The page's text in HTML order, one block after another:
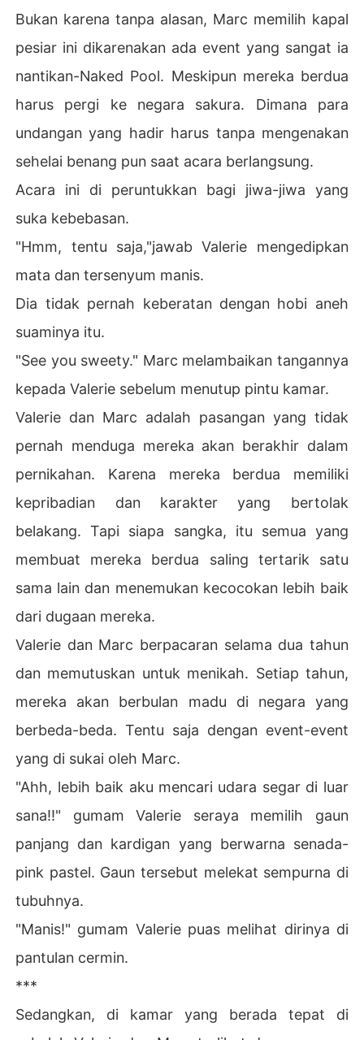
Bukan karena tanpa alasan, Marc memilih kapal
pesiar ini dikarenakan ada event yang sangat ia
nantikan-Naked Pool. Meskipun mereka berdua
harus pergi ke negara sakura. Dimana para
undangan yang hadir harus tanpa mengenakan
sehelai benang pun saat acara berlangsung.
Acara ini di peruntukkan bagi jiwa-jiwa yang
suka kebebasan.
"Hmm, tentu saja,"jawab Valerie mengedipkan
mata dan tersenyum manis.
Dia tidak pernah keberatan dengan hobi aneh
suaminya itu.
"See you sweety." Marc melambaikan tangannya
kepada Valerie sebelum menutup pintu kamar.
Valerie dan Marc adalah pasangan yang tidak
pernah menduga mereka akan berakhir dalam
pernikahan. Karena mereka berdua memiliki
kepribadian dan karakter yang bertolak
belakang. Tapi siapa sangka, itu semua yang
membuat mereka berdua saling tertarik satu
sama lain dan menemukan kecocokan lebih baik
dari dugaan mereka.
Valerie dan Marc berpacaran selama dua tahun
dan memutuskan untuk menikah. Setiap tahun,
mereka akan berbulan madu di negara yang
berbeda-beda. Tentu saja dengan event-event
yang di sukai oleh Marc.
"Ahh, lebih baik aku mencari udara segar di luar
sana!!" gumam Valerie seraya memilih gaun
panjang dan kardigan yang berwarna senada-
pink pastel. Gaun tersebut melekat sempurna di
tubuhnya.
"Manis!" gumam Valerie puas melihat dirinya di
pantulan cermin.
***
Sedangkan, di kamar yang berada tepat di